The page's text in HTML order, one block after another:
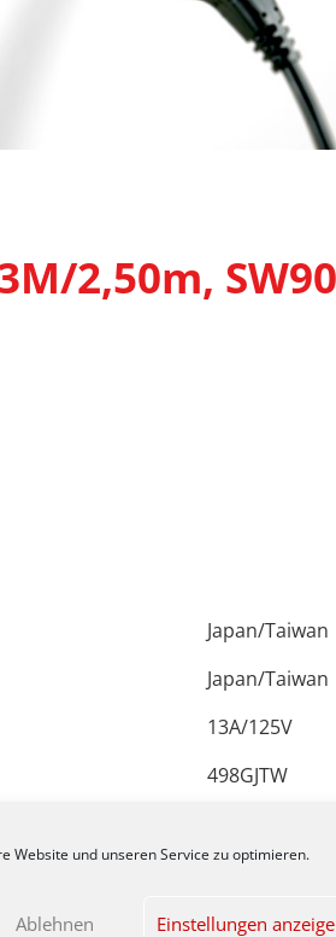
Website und unseren Service zu optimieren.
Ablehnen Einstellungen
2,50m,
Japan/Taiwan
Japan/Taiwan
13A/125V
498GJTW
HVCTF3X125
2,5m